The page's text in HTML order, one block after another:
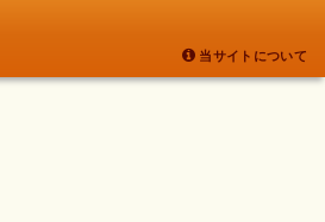
当サイトについて